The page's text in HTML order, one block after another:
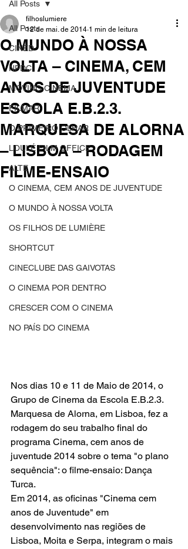
All Posts
CINED
NPDC
MOVING CINEMA
FILMAR
O PRIMEIRO OLHAR
LOULÉ FILM OFFICE
ALTE
O CINEMA, CEM ANOS DE JUVENTUDE
O MUNDO À NOSSA VOLTA
OS FILHOS DE LUMIÈRE
SHORTCUT
CINECLUBE DAS GAIVOTAS
O CINEMA POR DENTRO
CRESCER COM O CINEMA
NO PAÍS DO CINEMA
All Posts
O MUNDO À NOSSA
VOLTA – CINEMA, CEM
ANOS DE JUVENTUDE
ESCOLA E.B.2.3.
MARQUESA DE ALORNA
– LISBOA – RODAGEM
FILME-ENSAIO
filhoslumiere
12 de mai. de 2014 1 min de leitura
Nos dias 10 e 11 de Maio de 2014, o
Grupo de Cinema da Escola E.B.2.3.
Marquesa de Alorna, em Lisboa, fez a
rodagem do seu trabalho final do
programa Cinema, cem anos de
juventude 2014 sobre o tema "o plano
sequência": o filme-ensaio: Dança
Turca.
Em 2014, as oficinas "Cinema cem
anos de Juventude" em
desenvolvimento nas regiões de
Lisboa, Moita e Serpa, integram o mais